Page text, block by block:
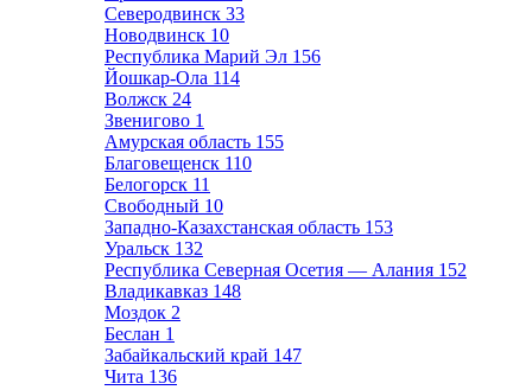
Северодвинск 33
Новодвинск 10
Республика Марий Эл 156
Йошкар-Ола 114
Волжск 24
Звенигово 1
Амурская область 155
Благовещенск 110
Белогорск 11
Свободный 10
Западно-Казахстанская область 153
Уральск 132
Республика Северная Осетия — Алания 152
Владикавказ 148
Моздок 2
Беслан 1
Забайкальский край 147
Чита 136